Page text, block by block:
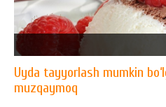
Uyda tayyorlash mumkin
muzqaymoq